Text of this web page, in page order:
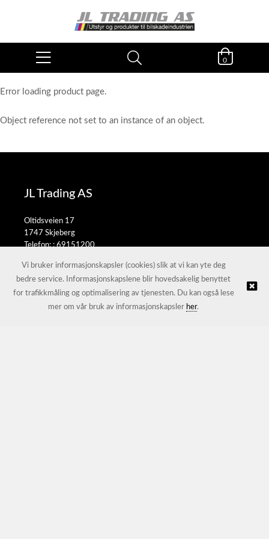
0
Error loading product page.
Object reference not set to an instance of an object.
JL Trading AS
Oltidsveien 17
1747 Skjeberg
Telefon: :69151200
© JL Trading AS |Nettbutikk levert av Kréatif
Vi bruker informasjonskapsler (cookies) slik at vi kan yte deg
bedre service. Informasjonskapslene blir hovedsakelig benyttet
for trafikkmåling og optimalisering av tjenesten. Du kan også lese
mer om vår bruk av informasjonskapsler her.